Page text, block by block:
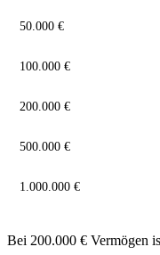
50.000 €
100.000 €
200.000 €
500.000 €
1.000.000 €
Bei 200.000 € Vermögen